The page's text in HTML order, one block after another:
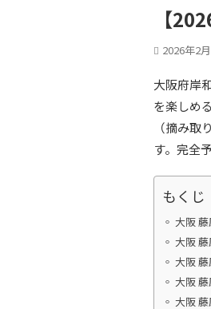
【
2026年2
大阪府岸
を楽しめ
（摘み
す。完全
もくじ
大阪
大阪
大阪
大阪
大阪